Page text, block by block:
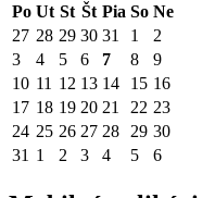
Po Ut St Št Pia So Ne
27 28 29 30 31 1
2
3
4 5 6 7 8
9
10 11 12 13 14 15 16
17 18 19 20 21 22 23
24 25 26 27 28 29 30
31 1 2 3 4 5 6